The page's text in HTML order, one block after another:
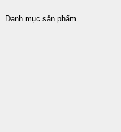
Danh mục sản phẩm